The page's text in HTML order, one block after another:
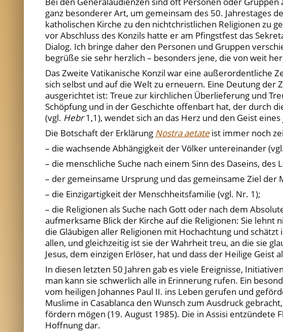
ganz besonderer Art, um gemeinsam des 50. Jahrestages
katholischen Kirche zu den nichtchristlichen Religionen zu
vor Abschluss des Konzils hatte er am Pfingstfest das
Dialog. Ich bringe daher den Personen und Gruppen
begrüße sie sehr herzlich – besonders jene, die von weit
Das Zweite Vatikanische Konzil war eine außerordentliche
sich selbst und auf die Welt zu erneuern. Eine Deutung der
ausgerichtet ist: Treue zur kirchlichen Überlieferung und
Schöpfung und in der Geschichte offenbart hat, der durch
(vgl. Hebr1,1), wendet sich an das Herz und den Geist
Die Botschaft der Erklärung Nostra aetate ist immer noch
– die wachsende Abhängigkeit der Völker untereinander
– die menschliche Suche nach einem Sinn des Daseins,
– der gemeinsame Ursprung und das gemeinsame Ziel der
– die Einzigartigkeit der Menschheitsfamilie (vgl. Nr. 1);
– die Religionen als Suche nach Gott oder nach dem
aufmerksame Blick der Kirche auf die Religionen: Sie lehnt
die Gläubigen aller Religionen mit Hochachtung und
allen, und gleichzeitig ist sie der Wahrheit treu, an die sie
Jesus, dem einzigen Erlöser, hat und dass der Heilige Geist
In diesen letzten 50 Jahren gab es viele Ereignisse,
man kann sie schwerlich alle in Erinnerung rufen. Ein
vom heiligen Johannes Paul II. ins Leben gerufen und
Muslime in Casablanca den Wunsch zum Ausdruck
fördern mögen (19. August 1985). Die in Assisi entzündete
Hoffnung dar.